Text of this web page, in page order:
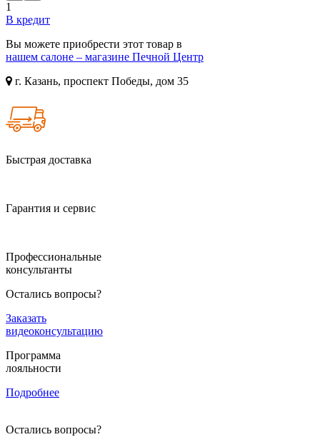
1
В кредит
Вы можете приобрести этот товар в
нашем салоне – магазине Печной Центр
г. Казань, проспект Победы, дом 35
Быстрая доставка
Гарантия и сервис
Профессиональные
консультанты
Остались вопросы?
Заказать
видеоконсультацию
Программа
лояльности
Подробнее
Остались вопросы?